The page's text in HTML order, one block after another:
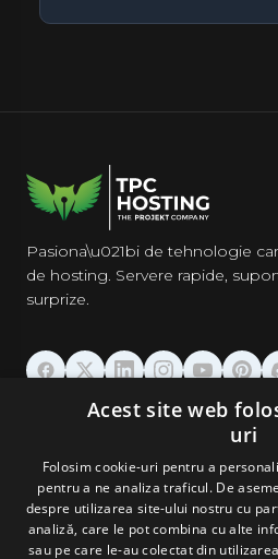
Pasiona\u021bi de tehnologie
de hosting. Servere rapide,
surprize.
GĂZDUIRE
DOMENII & EMAIL
UNELTE & SECURITATE
Acest site web
uri
Folosim cookie-uri pentru a
pentru a ne analiza traficul. De
despre utilizarea site-ului nostru cu
analiză, care le pot combina cu alte
sau pe care le-au colectat din